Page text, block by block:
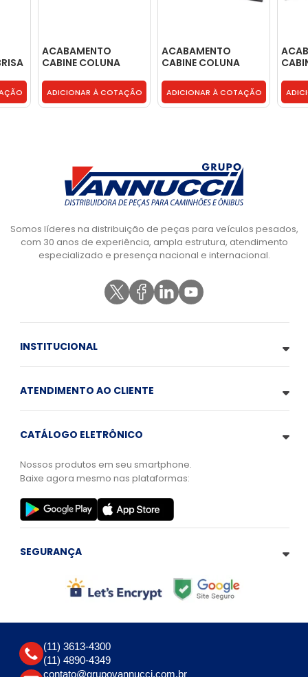
ACABAMENTO
CABINE COLUNA
9796277202
ADICIONAR À COTAÇÃO
ACABAMENTO
CABINE COLUNA
9796277202
ADICIONAR À COTAÇÃO
Somos líderes na distribuição de peças para veículos pesados,
com 30 anos de experiência, ampla estrutura, atendimento
especializado e presença nacional e internacional.
INSTITUCIONAL
ATENDIMENTO AO CLIENTE
CATÁLOGO ELETRÔNICO
Nossos produtos em seu smartphone.
Baixe agora mesmo nas plataformas:
SEGURANÇA
(11) 3613-4300
(11) 4890-4349
contato@grupovannucci.com.br